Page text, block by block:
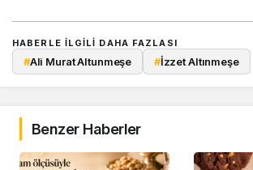
HABERLE ILGILI DAHA FAZLASI
#Ali Murat Altunmeşe #İzzet Altınmeşe
Benzer Haberler